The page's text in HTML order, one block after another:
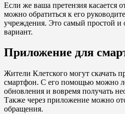
Если же ваша претензия касается
можно обратиться к его
учреждения. Это самый простой и
вариант.
Приложение для
Жители Клетского могут скачать
смартфон. С его помощью можно
обновления и вовремя получать
Также через приложение можно
обращения.